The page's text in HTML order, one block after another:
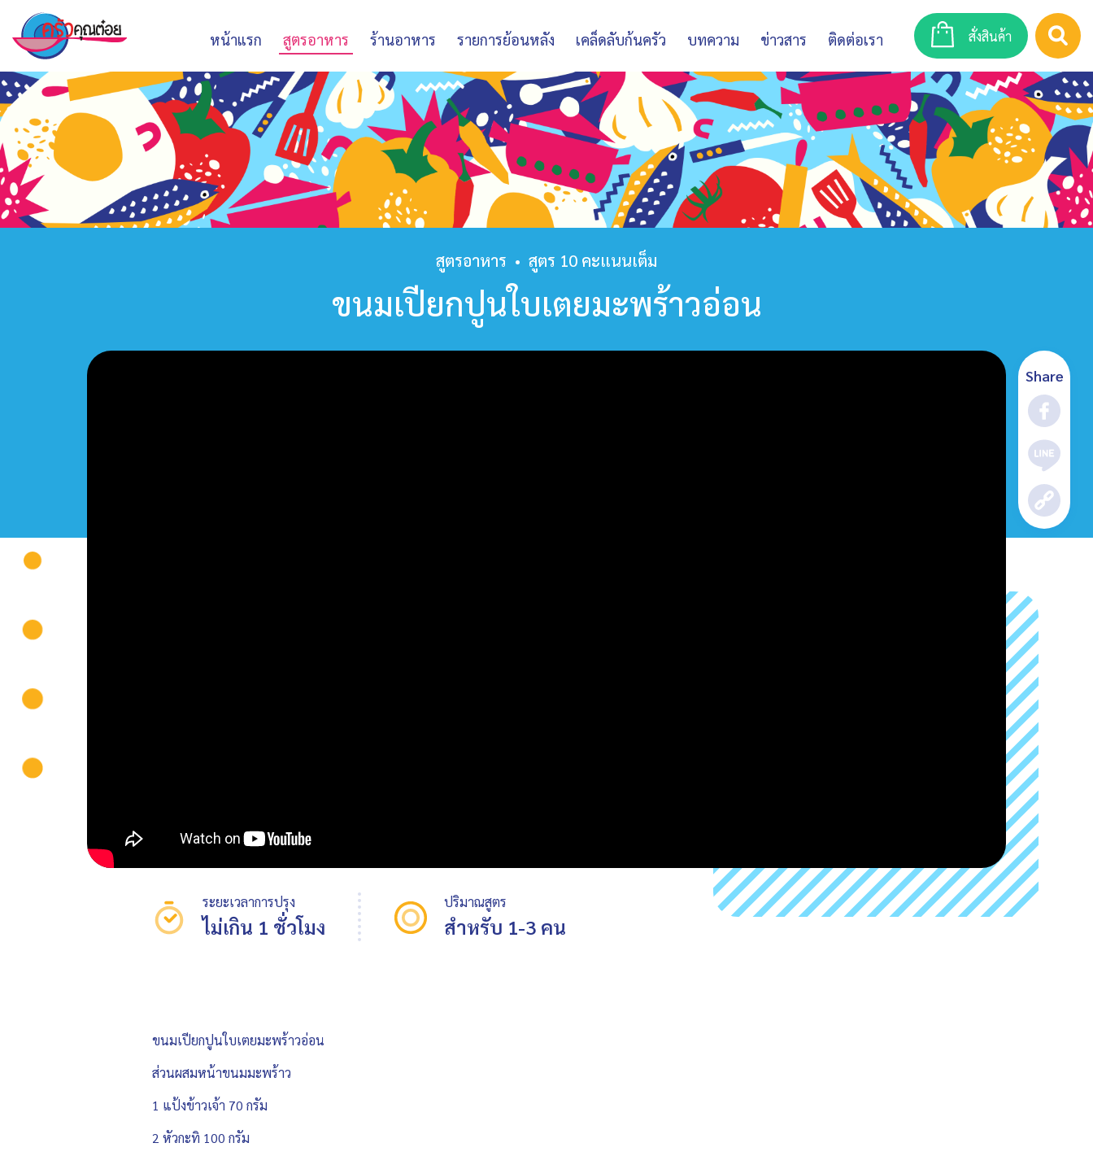
หน้าแรก สูตรอาหาร ร้านอาหาร รายการย้อนหลัง เคล็ดลับก้นครัว บทความ ข่าวสาร ติดต่อเรา สั่งสินค้า
สูตรอาหาร • สูตร 10 คะแนนเต็ม
ขนมเปียกปูนใบเตยมะพร้าวอ่อน
Share
ระยะเวลาการปรุง
ไม่เกิน 1 ชั่วโมง
ปริมาณสูตร
สำหรับ 1-3 คน
ขนมเปียกปูนใบเตยมะพร้าวอ่อน
ส่วนผสมหน้าขนมมะพร้าว
1 แป้งข้าวเจ้า 70 กรัม
2 หัวกะทิ 100 กรัม